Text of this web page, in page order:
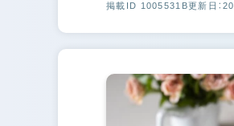
掲載ID 1005531B更新日：